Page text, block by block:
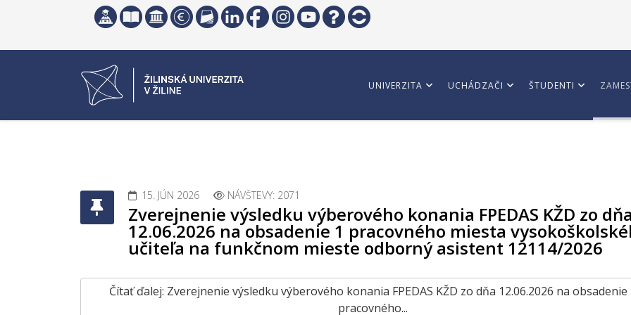
UNIVERZITA UCHÁDZAČI ŠTUDENTI
15. JÚN 2026 NÁVŠTEVY: 2071
Zverejnenie výsledku výberového konania FPEDAS KŽD zo
12.06.2026 na obsadenie 1 pracovného miesta
učiteľa na funkčnom mieste odborný asistent 12114/2026
Čítať ďalej: Zverejnenie výsledku výberového konania FPEDAS KŽD zo dňa 12.06.2026 na obsadenie
pracovného...